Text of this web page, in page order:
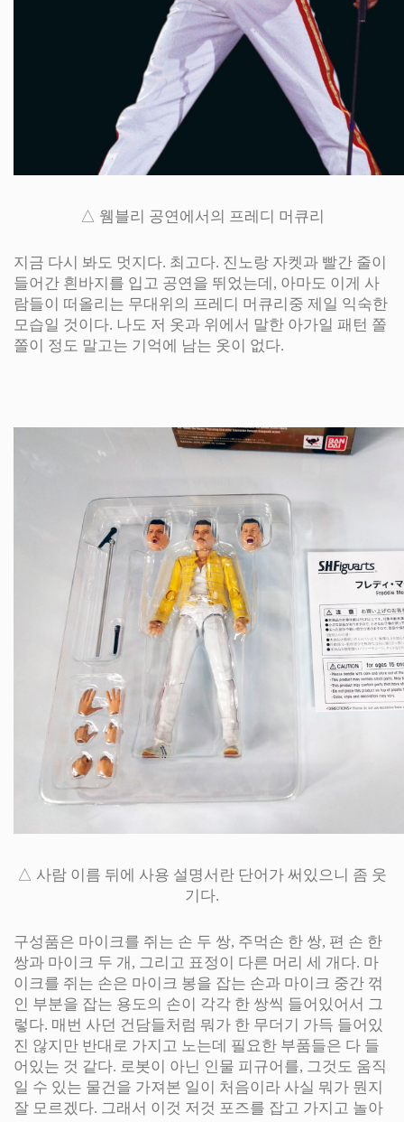
△ 웸블리 공연에서의 프레디 머큐리
지금 다시 봐도 멋지다. 최고다. 진노랑 자켓과 빨간 줄이
들어간 흰바지를 입고 공연을 뛰었는데, 아마도 이게 사
람들이 떠올리는 무대위의 프레디 머큐리중 제일 익숙한
모습일 것이다. 나도 저 옷과 위에서 말한 아가일 패턴 쫄
쫄이 정도 말고는 기억에 남는 옷이 없다.
△ 사람 이름 뒤에 사용 설명서란 단어가 써있으니 좀 웃
기다.
구성품은 마이크를 쥐는 손 두 쌍, 주먹손 한 쌍, 편 손 한
쌍과 마이크 두 개, 그리고 표정이 다른 머리 세 개다. 마
이크를 쥐는 손은 마이크 봉을 잡는 손과 마이크 중간 꺾
인 부분을 잡는 용도의 손이 각각 한 쌍씩 들어있어서 그
렇다. 매번 사던 건담들처럼 뭐가 한 무더기 가득 들어있
진 않지만 반대로 가지고 노는데 필요한 부품들은 다 들
어있는 것 같다. 로봇이 아닌 인물 피규어를, 그것도 움직
일 수 있는 물건을 가져본 일이 처음이라 사실 뭐가 뭔지
잘 모르겠다. 그래서 이것 저것 포즈를 잡고 가지고 놀아